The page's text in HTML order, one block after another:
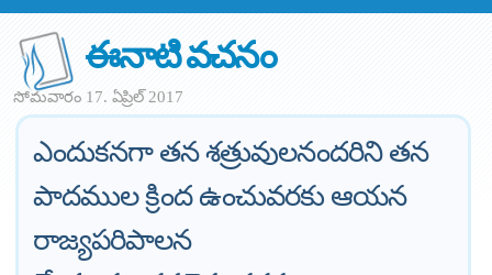
ఈనాటి వచనం
సోమవారం 17. ఏప్రిల్ 2017
ఎందుకనగా తన శత్రువులనందరిని తన
పాదముల క్రింద ఉంచువరకు ఆయన
రాజ్యపరిపాలన